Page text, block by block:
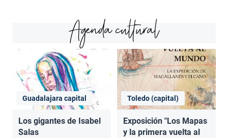
Agenda cultural
Guadalajara capital
Los gigantes de Isabel
Salas
Toledo (capital)
Exposición "Los Mapas
y la primera vuelta al